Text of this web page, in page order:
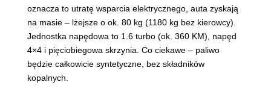
oznacza to utratę wsparcia elektrycznego, auta zyskają
na masie – lżejsze o ok. 80 kg (1180 kg bez kierowcy).
Jednostka napędowa to 1.6 turbo (ok. 360 KM), napęd
4×4 i pięciobiegowa skrzynia. Co ciekawe – paliwo
będzie całkowicie syntetyczne, bez składników
kopalnych.